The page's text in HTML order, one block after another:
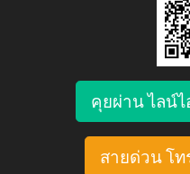
คุยผ่าน ไลน์ไ
สายด่วน โท